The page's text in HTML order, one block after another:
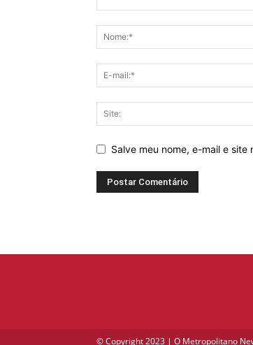
Salve meu nome, e-mail e
© Copyright 2023 | O Metropolitano